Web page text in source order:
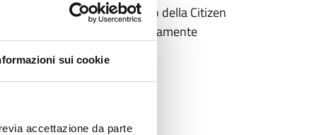
sui cookie
accettazione da parte
ambientali. Scopo della Citizen
scientifico e contemporaneamente